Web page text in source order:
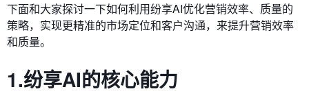
下面和大家探讨一下如何利用纷享AI优化营销效率、质量的
策略，实现更精准的市场定位和客户沟通，来提升营销效率
和质量。
1.纷享AI的核心能力